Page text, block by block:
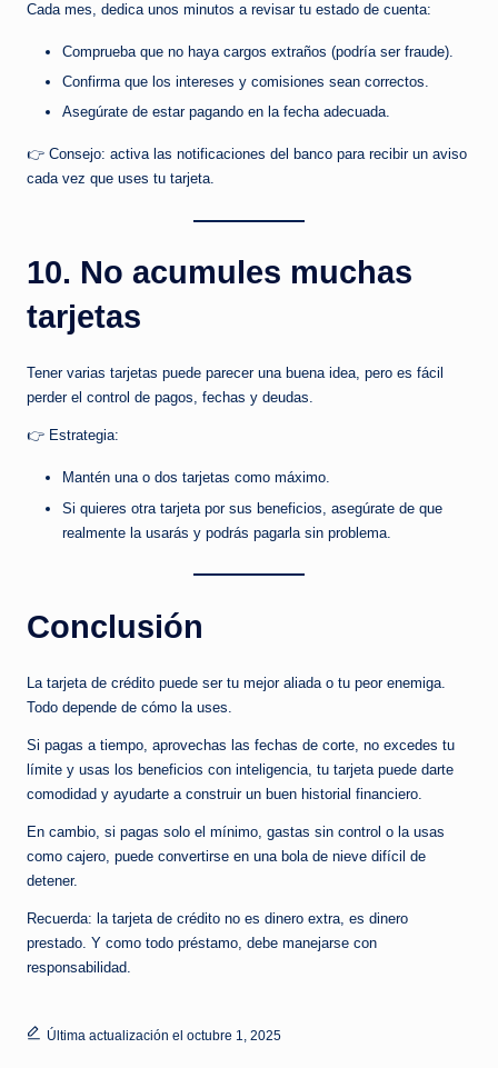
Cada mes, dedica unos minutos a revisar tu estado de cuenta:
Comprueba que no haya cargos extraños (podría ser fraude).
Confirma que los intereses y comisiones sean correctos.
Asegúrate de estar pagando en la fecha adecuada.
👉 Consejo: activa las notificaciones del banco para recibir un aviso
cada vez que uses tu tarjeta.
10. No acumules muchas
tarjetas
Tener varias tarjetas puede parecer una buena idea, pero es fácil
perder el control de pagos, fechas y deudas.
👉 Estrategia:
Mantén una o dos tarjetas como máximo.
Si quieres otra tarjeta por sus beneficios, asegúrate de que
realmente la usarás y podrás pagarla sin problema.
Conclusión
La tarjeta de crédito puede ser tu mejor aliada o tu peor enemiga.
Todo depende de cómo la uses.
Si pagas a tiempo, aprovechas las fechas de corte, no excedes tu
límite y usas los beneficios con inteligencia, tu tarjeta puede darte
comodidad y ayudarte a construir un buen historial financiero.
En cambio, si pagas solo el mínimo, gastas sin control o la usas
como cajero, puede convertirse en una bola de nieve difícil de
detener.
Recuerda: la tarjeta de crédito no es dinero extra, es dinero
prestado. Y como todo préstamo, debe manejarse con
responsabilidad.
Última actualización el octubre 1, 2025